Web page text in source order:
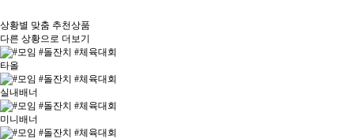
상황별 맞춤 추천상품
다른 상황으로 더보기
타올
실내배너
미니배너